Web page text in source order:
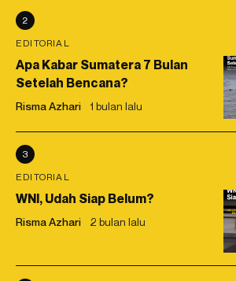
2
EDITORIAL
Apa Kabar Sumatera 7 Bulan
Setelah Bencana?
Risma Azhari 1 bulan lalu
3
EDITORIAL
WNI, Udah Siap Belum?
Risma Azhari 2 bulan lalu